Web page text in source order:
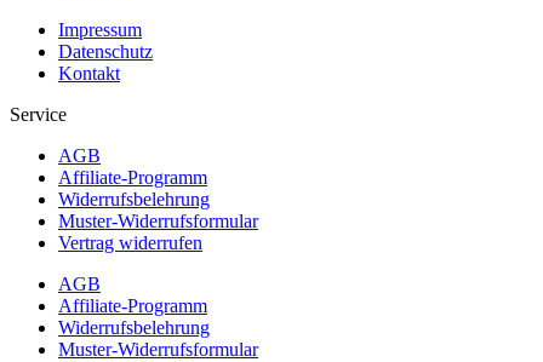
Impressum
Datenschutz
Kontakt
Service
AGB
Affiliate-Programm
Widerrufsbelehrung
Muster-Widerrufsformular
Vertrag widerrufen
AGB
Affiliate-Programm
Widerrufsbelehrung
Muster-Widerrufsformular